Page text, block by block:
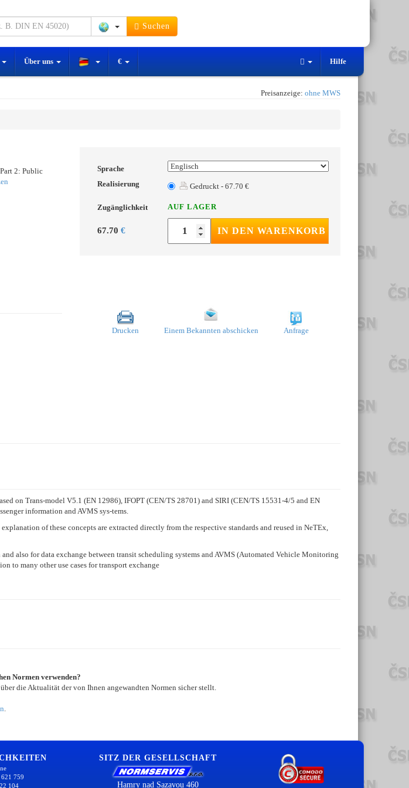
Suchen
Über uns € Hilfe
Preisanzeige: ohne MWS
2: Public
Sprache
Realisierung
Gedruckt - 67.70 €
Zugänglichkeit AUF LAGER
67.70 € IN DEN WARENKORB
Drucken Einem Bekannten abschicken Anfrage
on Trans-model V5.1 (EN 12986), IFOPT (CEN/TS 28701) and SIRI (CEN/TS 15531-4/5 and EN
information and AVMS sys-tems.
of these concepts are extracted directly from the respective standards and reused in NeTEx,
also for data exchange between transit scheduling systems and AVMS (Automated Vehicle Monitoring
to many other use cases for transport exchange
Normen verwenden?
die Aktualität der von Ihnen angewandten Normen sicher stellt.
.
759
104
SITZ DER GESELLSCHAFT
Hamry nad Sazavou 460